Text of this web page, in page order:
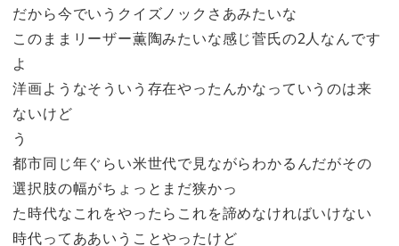
だから今でいうクイズノックさあみたいな
このままリーザー薫陶みたいな感じ菅氏の2人なんです
よ
洋画ようなそういう存在やったんかなっていうのは来
ないけど
う
都市同じ年ぐらい米世代で見ながらわかるんだがその
選択肢の幅がちょっとまだ狭かっ
た時代なこれをやったらこれを諦めなければいけない
時代ってああいうことやったけど